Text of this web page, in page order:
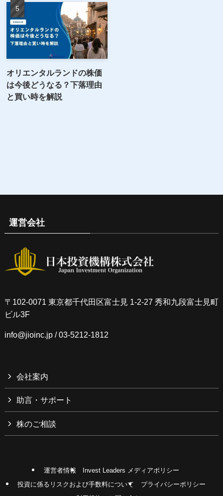
オリエンタルランドの株価
は今後どうなる？下落理由
と買い時を解説
運営会社
〒102-0071 東京都千代田区富士見 1-2-27 秀和九段富士見町
ビル3F
info@jioinc.jp/ 03-5212-1812
会社案内
助言・サポート
株のご相談
運営者情報
Invest Leaders メディアポリシー
投資に係るリスクおよび手数料について
プライバシーポリシー